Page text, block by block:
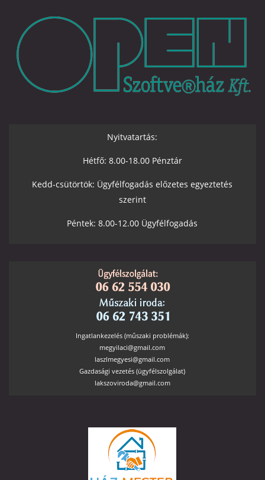
Nyitvatartás:
Hétfő: 8.00-18.00 Pénztár
Kedd-csütörtök: Ügyfélfogadás előzetes egyeztetés
szerint
Péntek: 8.00-12.00 Ügyfélfogadás
Ingatlankezelés (műszaki problémák):
megyilaci@gmail.com
laszlmegyesi@gmail.com
Gazdasági vezetés (ügyfélszolgálat)
lakszoviroda@gmail.com